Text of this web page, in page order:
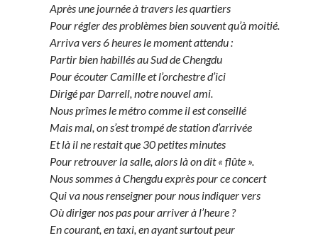
Après une journée à travers les quartiers
Pour régler des problèmes bien souvent qu’à moitié.
Arriva vers 6 heures le moment attendu :
Partir bien habillés au Sud de Chengdu
Pour écouter Camille et l’orchestre d’ici
Dirigé par Darrell, notre nouvel ami.
Nous prîmes le métro comme il est conseillé
Mais mal, on s’est trompé de station d’arrivée
Et là il ne restait que 30 petites minutes
Pour retrouver la salle, alors là on dit « flûte ».
Nous sommes à Chengdu exprès pour ce concert
Qui va nous renseigner pour nous indiquer vers
Où diriger nos pas pour arriver à l’heure ?
En courant, en taxi, en ayant surtout peur